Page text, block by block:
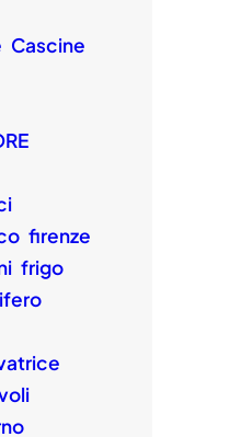
Cascine
firenze
frigo